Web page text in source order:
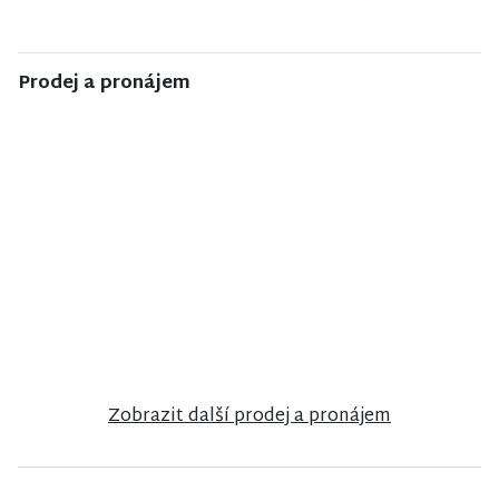
Prodej a pronájem
Zobrazit další prodej a pronájem